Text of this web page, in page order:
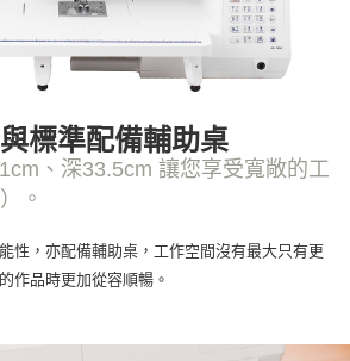
標準配備輔助桌
、深33.5cm 讓您享受寬敞的工
。
性，亦配備輔助桌，工作空間沒有最大只有更
作品時更加從容順暢。